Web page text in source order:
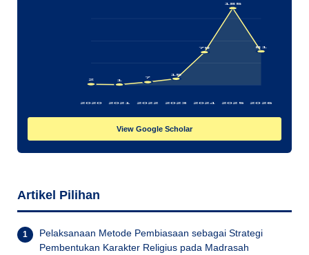
2
2020
1
2021
7
2022
15
2023
79
2024
185
2025
81
2026
View Google Scholar
Artikel Pilihan
Pelaksanaan Metode Pembiasaan sebagai Strategi
Pembentukan Karakter Religius pada Madrasah